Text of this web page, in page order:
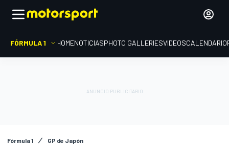
FÓRMULA 1 HOMENOTICIASPHOTO GALLERIESVIDEOSCALENDARIO
Fórmula 1 GP de Japón